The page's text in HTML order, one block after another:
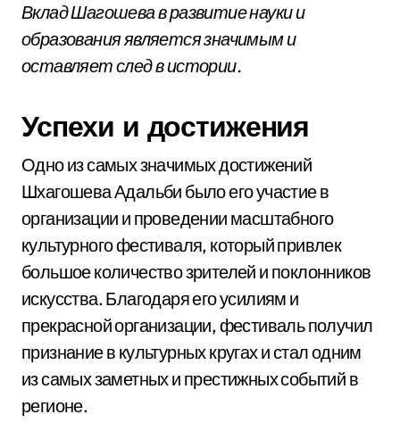
Вклад Шагошева в развитие науки и
образования является значимым и
оставляет след в истории.
Успехи и достижения
Одно из самых значимых достижений
Шхагошева Адальби было его участие в
организации и проведении масштабного
культурного фестиваля, который привлек
большое количество зрителей и поклонников
искусства. Благодаря его усилиям и
прекрасной организации, фестиваль получил
признание в культурных кругах и стал одним
из самых заметных и престижных событий в
регионе.